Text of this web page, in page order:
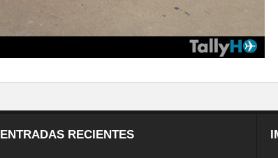
ENTRADAS RECIENTES